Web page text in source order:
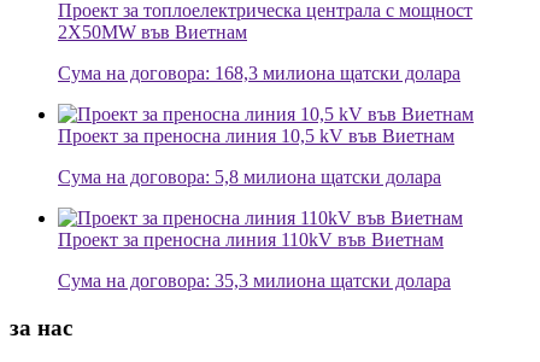
Проект за топлоелектрическа централа с мощност
2X50MW във Виетнам
Сума на договора: 168,3 милиона щатски долара
Проект за преносна линия 10,5 kV във Виетнам
Сума на договора: 5,8 милиона щатски долара
Проект за преносна линия 110kV във Виетнам
Сума на договора: 35,3 милиона щатски долара
за нас